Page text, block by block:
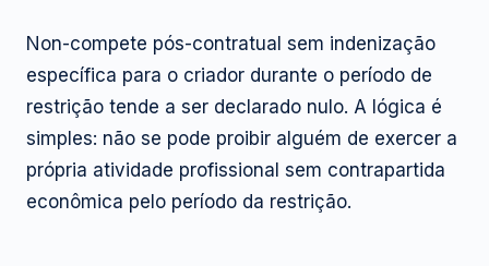
Non-compete pós-contratual sem indenização
específica para o criador durante o período de
restrição tende a ser declarado nulo. A lógica é
simples: não se pode proibir alguém de exercer a
própria atividade profissional sem contrapartida
econômica pelo período da restrição.